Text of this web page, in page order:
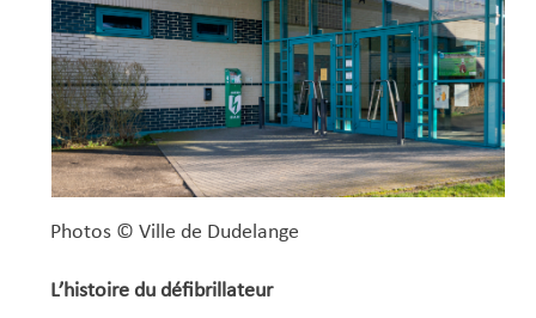
Photos © Ville de Dudelange
L’histoire du défibrillateur